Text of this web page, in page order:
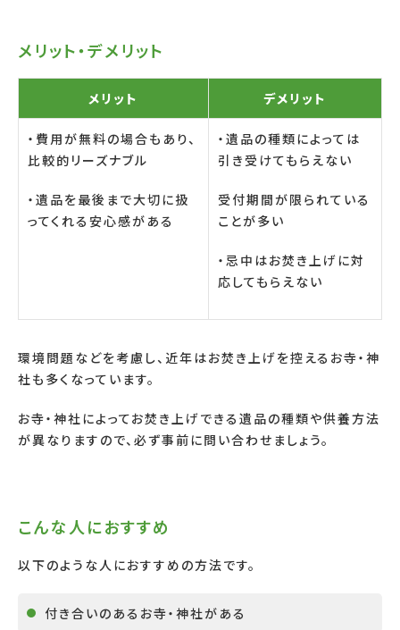
メリット・デメリット
メリット デメリット
・費用が無料の場合もあり、
比較的リーズナブル
・遺品を最後まで大切に扱
ってくれる安心感がある
・遺品の種類によっては
引き受けてもらえない
受付期間が限られている
ことが多い
・忌中はお焚き上げに対
応してもらえない
環境問題などを考慮し、近年はお焚き上げを控えるお寺・神
社も多くなっています。
お寺・神社によってお焚き上げできる遺品の種類や供養方法
が異なりますので、必ず事前に問い合わせましょう。
こんな人におすすめ
以下のような人におすすめの方法です。
付き合いのあるお寺・神社がある